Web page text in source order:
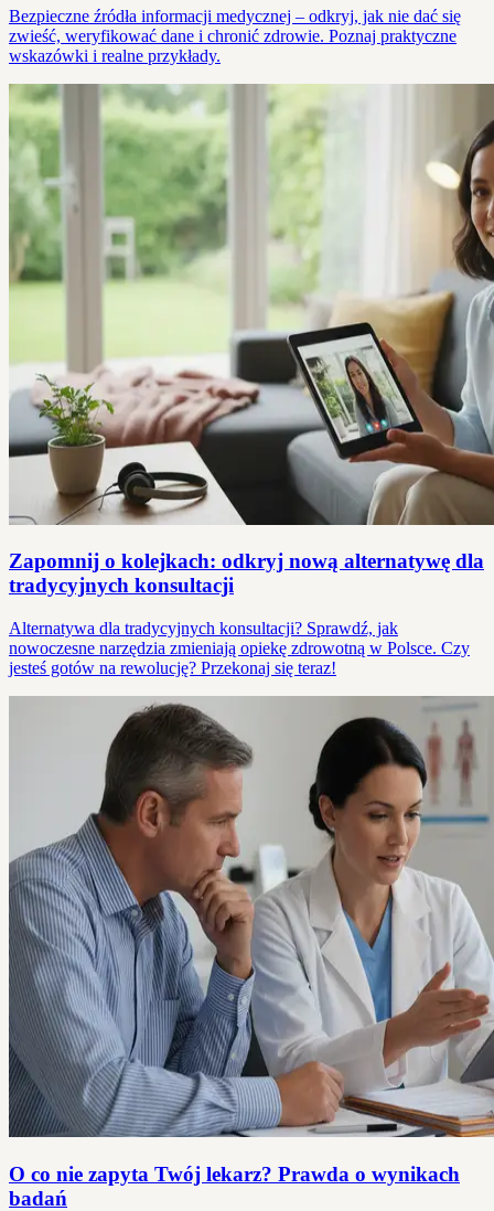
Bezpieczne źródła informacji medycznej – odkryj, jak nie dać się
zwieść, weryfikować dane i chronić zdrowie. Poznaj praktyczne
wskazówki i realne przykłady.
Zapomnij o kolejkach: odkryj nową alternatywę dla
tradycyjnych konsultacji
Alternatywa dla tradycyjnych konsultacji? Sprawdź, jak
nowoczesne narzędzia zmieniają opiekę zdrowotną w Polsce. Czy
jesteś gotów na rewolucję? Przekonaj się teraz!
O co nie zapyta Twój lekarz? Prawda o wynikach
badań